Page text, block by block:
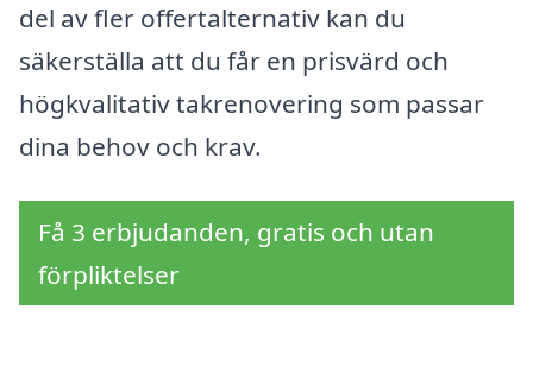
del av fler offertalternativ kan du
säkerställa att du får en prisvärd och
högkvalitativ takrenovering som passar
dina behov och krav.
Få 3 erbjudanden, gratis och utan
förpliktelser